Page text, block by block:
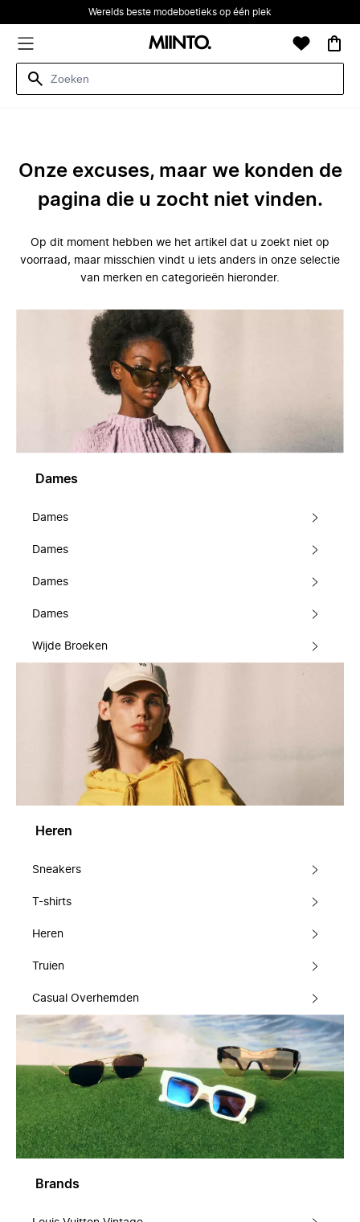
Werelds beste modeboetieks op één plek
Onze excuses, maar we konden de
pagina die u zocht niet vinden.
Op dit moment hebben we het artikel dat u zoekt niet op
voorraad, maar misschien vindt u iets anders in onze selectie
van merken en categorieën hieronder.
Dames
Dames
Dames
Dames
Dames
Wijde Broeken
Heren
Sneakers
T-shirts
Heren
Truien
Casual Overhemden
Brands